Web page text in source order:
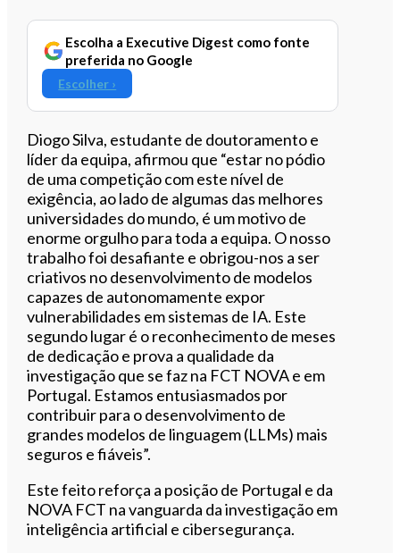
Escolha a Executive Digest como fonte
preferida no Google
Escolher ›
Diogo Silva, estudante de doutoramento e
líder da equipa, afirmou que “estar no pódio
de uma competição com este nível de
exigência, ao lado de algumas das melhores
universidades do mundo, é um motivo de
enorme orgulho para toda a equipa. O nosso
trabalho foi desafiante e obrigou-nos a ser
criativos no desenvolvimento de modelos
capazes de autonomamente expor
vulnerabilidades em sistemas de IA. Este
segundo lugar é o reconhecimento de meses
de dedicação e prova a qualidade da
investigação que se faz na FCT NOVA e em
Portugal. Estamos entusiasmados por
contribuir para o desenvolvimento de
grandes modelos de linguagem (LLMs) mais
seguros e fiáveis”.
Este feito reforça a posição de Portugal e da
NOVA FCT na vanguarda da investigação em
inteligência artificial e cibersegurança.